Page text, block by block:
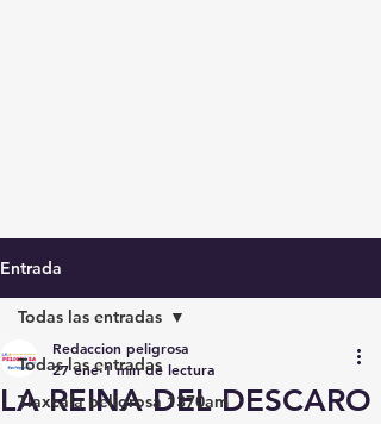
Entrada
Todas las entradas
Tlaxcala peligrosa 1370am
Todas las entradas
LA REINA DEL DESCARO
Redaccion peligrosa
27 ene 1 min de lectura